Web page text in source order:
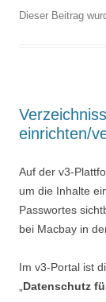
Dieser Beitrag
einrichten/
Auf der v3-
um die Inhalte
Passwortes
bei Macbay in
Im v3-Portal ist
Datenschutz